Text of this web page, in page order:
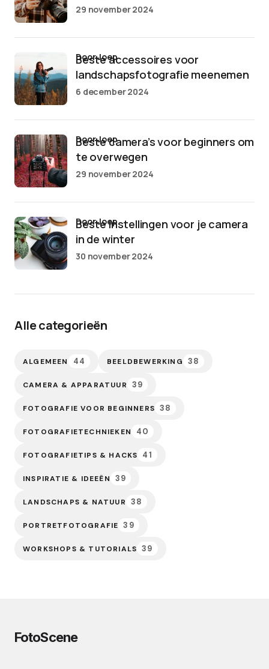
29 november 2024
Beste accessoires voor
landschapsfotografie meenemen
door Joep
6 december 2024
Beste camera’s voor beginners om
te overwegen
door Joep
29 november 2024
Beste instellingen voor je camera
in de winter
door Joep
30 november 2024
Alle categorieën
ALGEMEEN 44 BEELDBEWERKING 38
CAMERA & APPARATUUR 39
FOTOGRAFIE VOOR BEGINNERS 38
FOTOGRAFIETECHNIEKEN 40
FOTOGRAFIETIPS & HACKS 41
INSPIRATIE & IDEEËN 39
LANDSCHAPS & NATUUR 38
PORTRETFOTOGRAFIE 39
WORKSHOPS & TUTORIALS 39
FotoScene